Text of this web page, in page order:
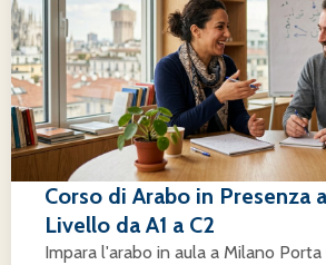
Corso di Arabo in Presenza
Livello da A1 a C2
Impara l'arabo in aula a Milano Porta